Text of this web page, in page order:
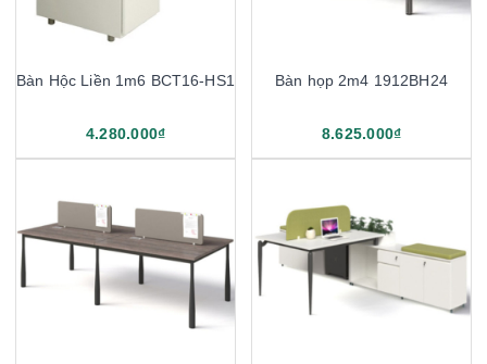
Bàn Hộc Liền 1m6 BCT16-HS1
4.280.000₫
Bàn họp 2m4 1912BH24
8.625.000₫